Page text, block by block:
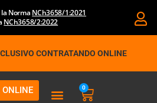
Norma NCh3658/1:2021
NCh3658/2:2022
CONTRATANDO ONLINE
0
Carrito